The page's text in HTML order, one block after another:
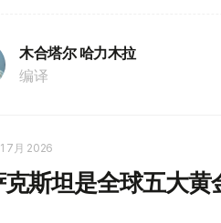
木合塔尔 哈力木拉
编译
7月 2026
克斯坦是全球五大黄